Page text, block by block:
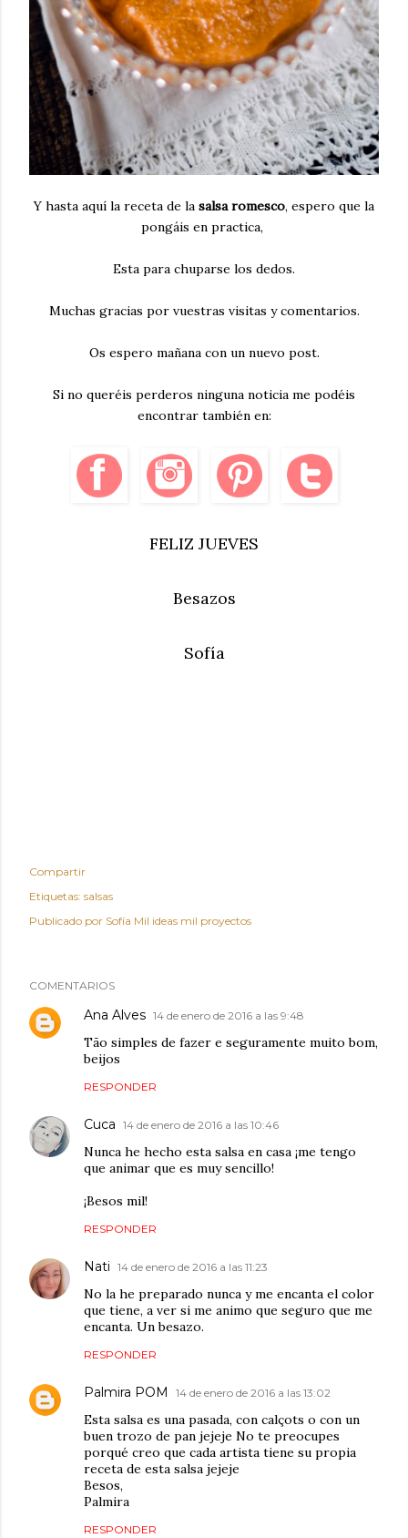
Y hasta aquí la receta de la salsa romesco, espero que la
pongáis en practica,
Esta para chuparse los dedos.
Muchas gracias por vuestras visitas y comentarios.
Os espero mañana con un nuevo post.
Si no queréis perderos ninguna noticia me podéis
encontrar también en:
FELIZ JUEVES
Besazos
Sofía
Compartir
Etiquetas: salsas
Publicado por Sofía Mil ideas mil proyectos
COMENTARIOS
Ana Alves 14 de enero de 2016 a las 9:48
Tão simples de fazer e seguramente muito bom,
beijos
RESPONDER
Cuca 14 de enero de 2016 a las 10:46
Nunca he hecho esta salsa en casa ¡me tengo
que animar que es muy sencillo!
¡Besos mil!
RESPONDER
Nati 14 de enero de 2016 a las 11:23
No la he preparado nunca y me encanta el color
que tiene, a ver si me animo que seguro que me
encanta. Un besazo.
RESPONDER
Palmira POM 14 de enero de 2016 a las 13:02
Esta salsa es una pasada, con calçots o con un
buen trozo de pan jejeje No te preocupes
porqué creo que cada artista tiene su propia
receta de esta salsa jejeje
Besos,
Palmira
RESPONDER